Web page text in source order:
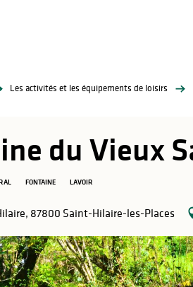
Les activités et les équipements de loisirs
du Vieux
FONTAINE LAVOIR
87800 Saint-Hilaire-les-Places